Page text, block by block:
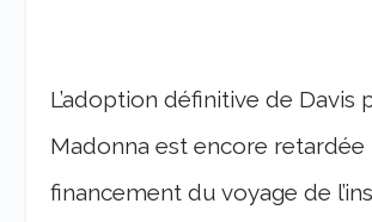
L’adoption définitive de Davis
Madonna est encore
financement du voyage de